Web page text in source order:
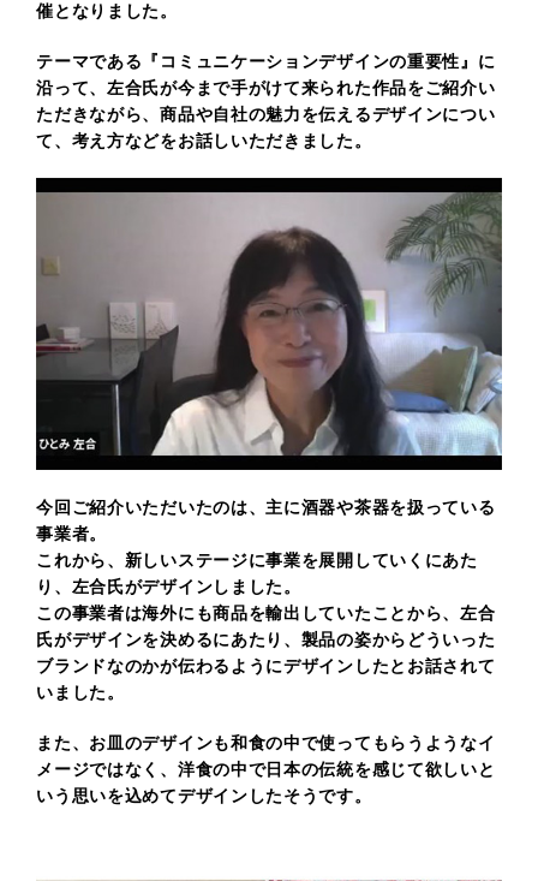
催となりました。
テーマである『コミュニケーションデザインの重要性』に
沿って、左合氏が今まで手がけて来られた作品をご紹介い
ただきながら、商品や自社の魅力を伝えるデザインについ
て、考え方などをお話しいただきました。
今回ご紹介いただいたのは、主に酒器や茶器を扱っている
事業者。
これから、新しいステージに事業を展開していくにあた
り、左合氏がデザインしました。
この事業者は海外にも商品を輸出していたことから、左合
氏がデザインを決めるにあたり、 製品の姿からどういった
ブランドなのかが伝わるようにデザインしたとお話されて
いました。
また、お皿のデザインも和食の中で使ってもらうようなイ
メージではなく、 洋食の中で日本の伝統を感じて欲しいと
いう思いを込めてデザインしたそうです。